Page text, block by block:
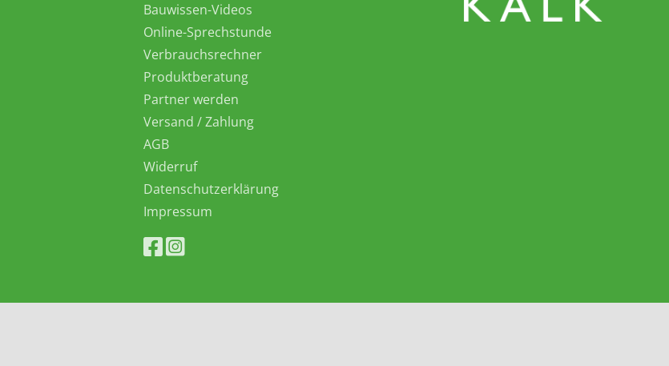
Bauwissen-Videos
Online-Sprechstunde
Verbrauchsrechner
Produktberatung
Partner werden
Versand / Zahlung
AGB
Widerruf
Datenschutzerklärung
Impressum